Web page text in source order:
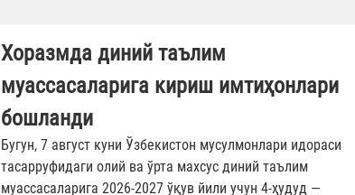
Хоразмда диний таълим
муассасаларига кириш имтиҳонлари
бошланди
Бугун, 7 август куни Ўзбекистон мусулмонлари идораси
тасарруфидаги олий ва ўрта махсус диний таълим
муассасаларига 2026-2027 ўқув йили учун 4-ҳудуд —